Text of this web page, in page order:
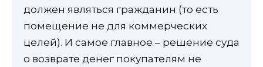
должен являться гражданин (то есть
помещение не для коммерческих
целей). И самое главное – решение суда
о возврате денег покупателям не